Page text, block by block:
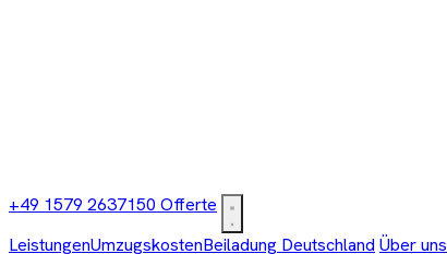
+49 1579 2637150 Offerte
LeistungenUmzugskostenBeiladung Deutschland Über uns